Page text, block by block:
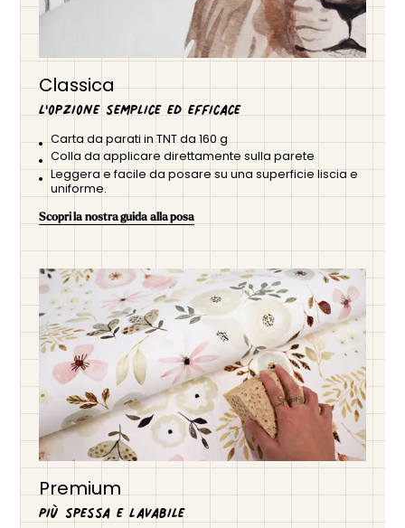
Classica
L'opzione semplice ed efficace
Carta da parati in TNT da 160 g
Colla da applicare direttamente sulla parete
Leggera e facile da posare su una superficie liscia e
uniforme.
Scopri la nostra guida alla posa
Premium
Più spessa e lavabile